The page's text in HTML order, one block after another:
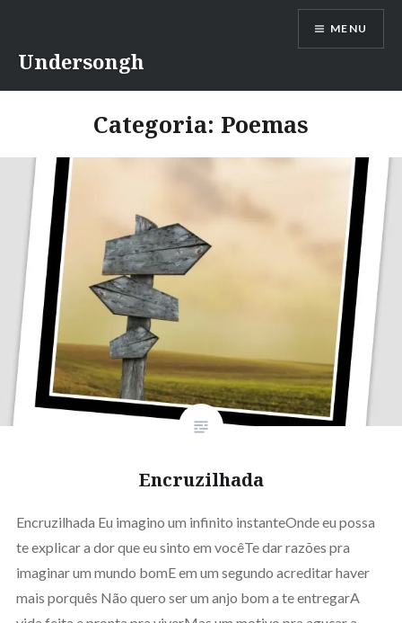
conteúdo
Undersongh
MENU
Categoria: Poemas
Encruzilhada
Encruzilhada Eu imagino um infinito instanteOnde eu possa
te explicar a dor que eu sinto em vocêTe dar razões pra
imaginar um mundo bomE em um segundo acreditar haver
mais porquês Não quero ser um anjo bom a te entregarA